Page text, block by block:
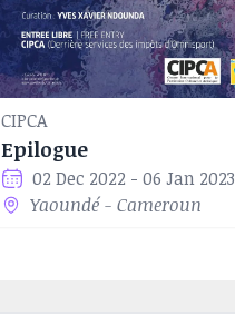
CIPCA
Epilogue
02 Dec 2022 - 06 Jan 2023
Yaoundé - Cameroun